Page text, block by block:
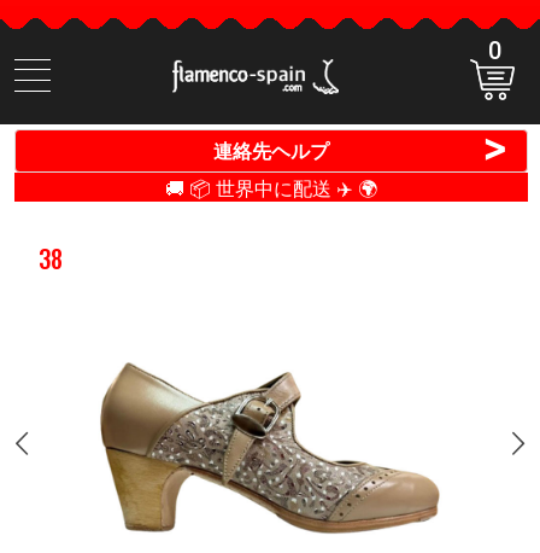
商
品
検
0
連絡先ヘルプ >
🚚 📦 世界中に配送 ✈️ 🌍
38